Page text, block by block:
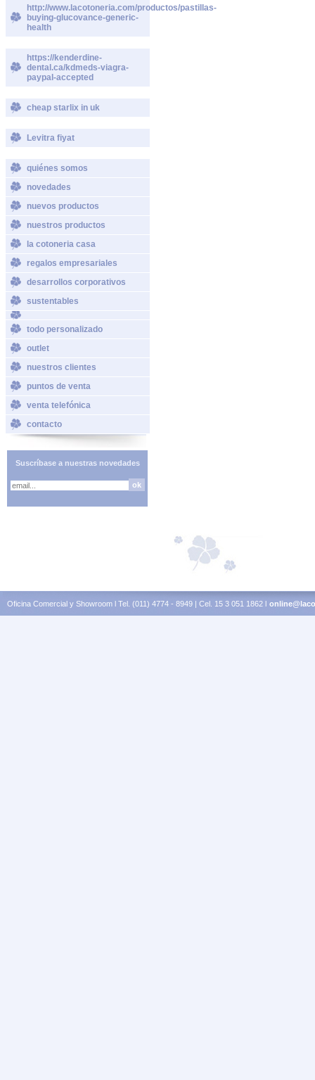
http://www.lacotoneria.com/productos/pastillas-
buying-glucovance-generic-
health
https://kenderdine-
dental.ca/kdmeds-viagra-
paypal-accepted
cheap starlix in uk
Levitra fiyat
quiénes somos
novedades
nuevos productos
nuestros productos
la cotoneria casa
regalos empresariales
desarrollos corporativos
sustentables
todo personalizado
outlet
nuestros clientes
puntos de venta
venta telefónica
contacto
Suscríbase a nuestras novedades
Oficina Comercial y Showroom l Tel. (011) 4774 - 8949 | Cel. 15 3 051 1862 l